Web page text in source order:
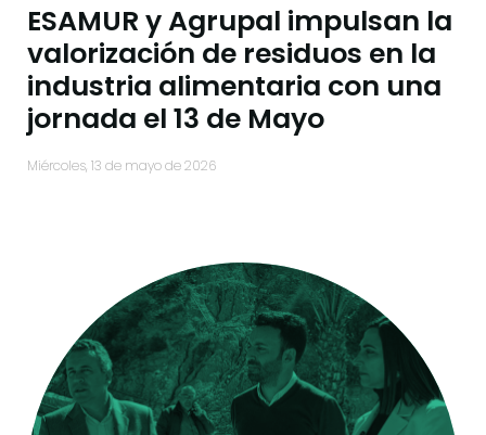
ESAMUR y Agrupal impulsan la
valorización de residuos en la
industria alimentaria con una
jornada el 13 de Mayo
miércoles, 13 de mayo de 2026